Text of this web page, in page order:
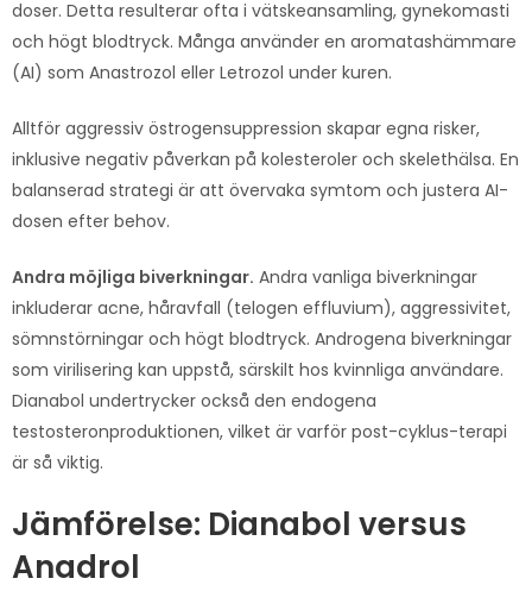
doser. Detta resulterar ofta i vätskeansamling, gynekomasti
och högt blodtryck. Många använder en aromatashämmare
(AI) som Anastrozol eller Letrozol under kuren.
Alltför aggressiv östrogensuppression skapar egna risker,
inklusive negativ påverkan på kolesteroler och skelethälsa. En
balanserad strategi är att övervaka symtom och justera AI-
dosen efter behov.
Andra möjliga biverkningar. Andra vanliga biverkningar
inkluderar acne, håravfall (telogen effluvium), aggressivitet,
sömnstörningar och högt blodtryck. Androgena biverkningar
som virilisering kan uppstå, särskilt hos kvinnliga användare.
Dianabol undertrycker också den endogena
testosteronproduktionen, vilket är varför post-cyklus-terapi
är så viktig.
Jämförelse: Dianabol versus
Anadrol